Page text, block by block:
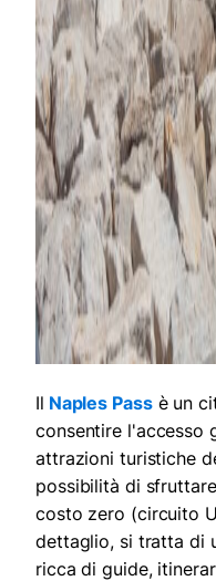
Il Naples Passè un
consentire l'accesso
attrazioni turistiche
possibilità di
costo zero (circuito
dettaglio, si tratta di
ricca di guide,